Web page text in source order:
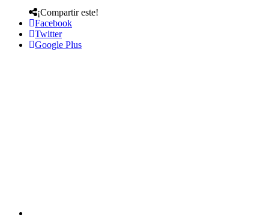
¡Compartir este!
Facebook
Twitter
Google Plus